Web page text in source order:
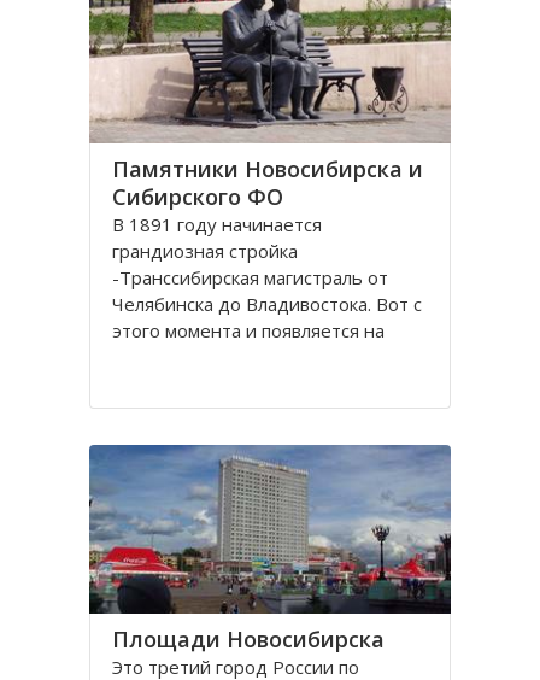
Памятники Новосибирска и
Сибирского ФО
В 1891 году начинается
грандиозная стройка
-Транссибирская магистраль от
Челябинска до Владивостока. Вот с
этого момента и появляется на
История его существования
дорогой. Здесь стоит памятник-
паровоз Н.А
Площади Новосибирска
Это третий город России по